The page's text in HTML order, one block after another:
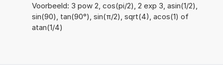
Voorbeeld: 3 pow 2, cos(pi/2), 2 exp 3, asin(1/2),
sin(90), tan(90°), sin(π/2), sqrt(4), acos(1) of
atan(1/4)